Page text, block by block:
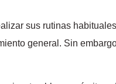
sus rutinas
general. Sin